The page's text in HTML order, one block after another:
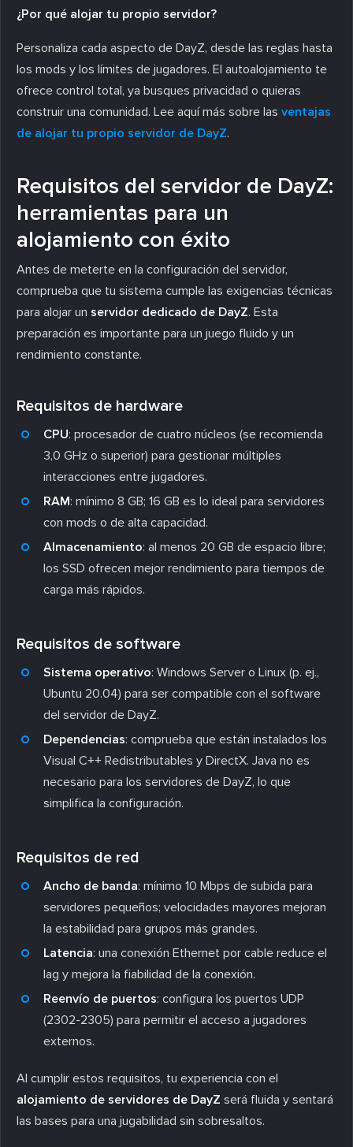
¿Por qué alojar tu propio servidor?
Personaliza cada aspecto de DayZ, desde las reglas hasta
los mods y los límites de jugadores. El autoalojamiento te
ofrece control total, ya busques privacidad o quieras
construir una comunidad. Lee aquí más sobre las ventajas
de alojar tu propio servidor de DayZ.
Requisitos del servidor de DayZ:
herramientas para un
alojamiento con éxito
Antes de meterte en la configuración del servidor,
comprueba que tu sistema cumple las exigencias técnicas
para alojar un servidor dedicado de DayZ. Esta
preparación es importante para un juego fluido y un
rendimiento constante.
Requisitos de hardware
CPU: procesador de cuatro núcleos (se recomienda
3,0 GHz o superior) para gestionar múltiples
interacciones entre jugadores.
RAM: mínimo 8 GB; 16 GB es lo ideal para servidores
con mods o de alta capacidad.
Almacenamiento: al menos 20 GB de espacio libre;
los SSD ofrecen mejor rendimiento para tiempos de
carga más rápidos.
Requisitos de software
Sistema operativo: Windows Server o Linux (p. ej.,
Ubuntu 20.04) para ser compatible con el software
del servidor de DayZ.
Dependencias: comprueba que están instalados los
Visual C++ Redistributables y DirectX. Java no es
necesario para los servidores de DayZ, lo que
simplifica la configuración.
Requisitos de red
Ancho de banda: mínimo 10 Mbps de subida para
servidores pequeños; velocidades mayores mejoran
la estabilidad para grupos más grandes.
Latencia: una conexión Ethernet por cable reduce el
lag y mejora la fiabilidad de la conexión.
Reenvío de puertos: configura los puertos UDP
(2302-2305) para permitir el acceso a jugadores
externos.
Al cumplir estos requisitos, tu experiencia con el
alojamiento de servidores de DayZ será fluida y sentará
las bases para una jugabilidad sin sobresaltos.